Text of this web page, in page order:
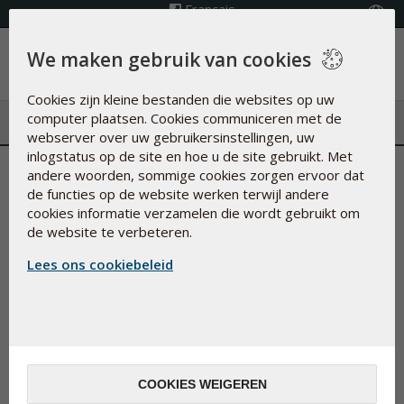
Français
Menu
Gebruik van TV en computer 's
avonds laat remt productie
slaaphormoon
de Hoge Gezondheidsraad niet goed voor de gezondheid.
We maken gebruik van cookies
Cookies zijn kleine bestanden die websites op uw
computer plaatsen. Cookies communiceren met de
webserver over uw gebruikersinstellingen, uw
inlogstatus op de site en hoe u de site gebruikt. Met
andere woorden, sommige cookies zorgen ervoor dat
de functies op de website werken terwijl andere
cookies informatie verzamelen die wordt gebruikt om
de website te verbeteren.
Lees ons cookiebeleid
COOKIES WEIGEREN